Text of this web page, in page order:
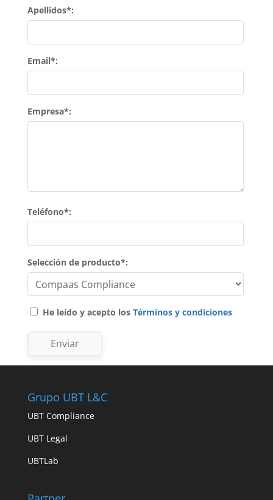
Apellidos*:
Email*:
Empresa*:
Teléfono*:
Selección de producto*:
He leído y acepto los Términos y condiciones
Enviar
Grupo UBT L&C
UBT Compliance
UBT Legal
UBTLab